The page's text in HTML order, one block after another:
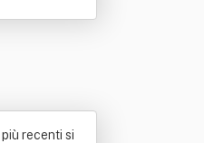
recenti si